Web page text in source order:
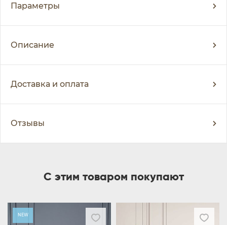
Параметры
Описание
Доставка и оплата
Отзывы
С этим товаром покупают
NEW